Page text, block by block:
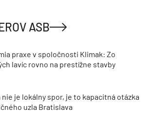
ASB
praxe v spoločnosti Klimak: Zo
lavíc rovno na prestížne stavby
nie je lokálny spor, je to kapacitná otázka
uzla Bratislava